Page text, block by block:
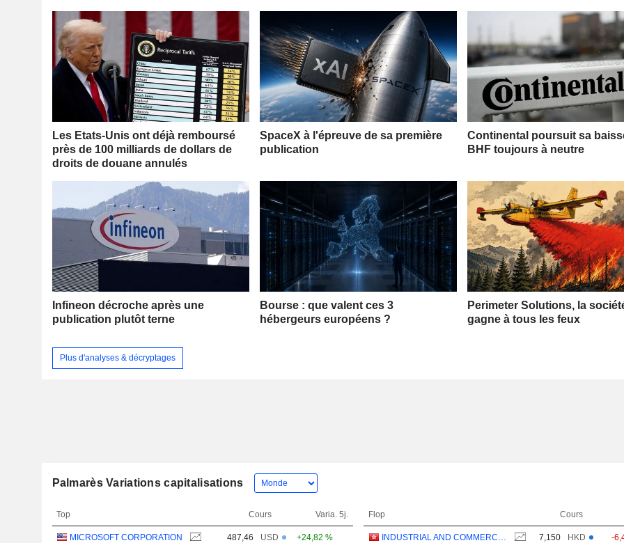
Les Etats-Unis ont déjà remboursé
près de 100 milliards de dollars de
droits de douane annulés
SpaceX à l'épreuve de sa première
publication
Continental poursuit sa
BHF toujours à neutre
Infineon décroche après une
publication plutôt terne
Bourse : que valent ces 3
hébergeurs européens ?
Perimeter Solutions, la
gagne à tous les feux
Plus d'analyses & décryptages
Palmarès Variations capitalisations
Top Cours Varia. 5j.
MICROSOFT CORPORATION 487,46 USD +24,82 %
Flop Cours
7,150 HKD -